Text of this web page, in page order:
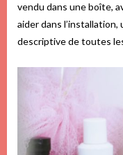
vendu dans une boîte,
aider dans l’installation,
descriptive de toutes